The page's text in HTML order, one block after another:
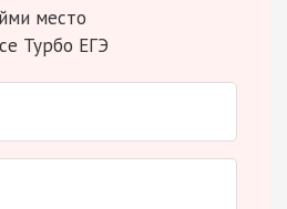
место
Турбо ЕГЭ